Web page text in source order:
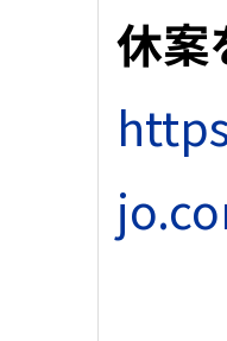
休案